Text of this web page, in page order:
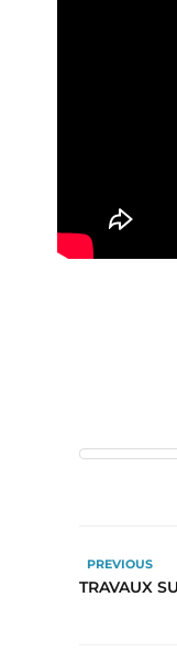
PREVIOUS
TRAVAUX